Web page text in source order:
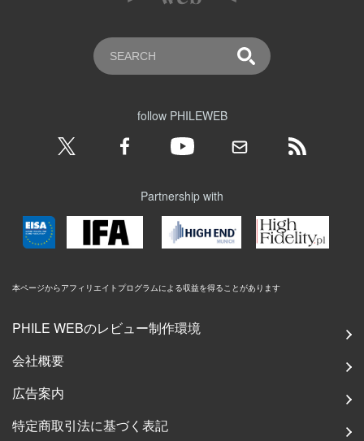
follow PHILEWEB
Partnership with
本ページからアフィリエイトプログラムによる収益を得ることがあります
PHILE WEBのレビュー制作環境
会社概要
広告案内
特定商取引法に基づく表記